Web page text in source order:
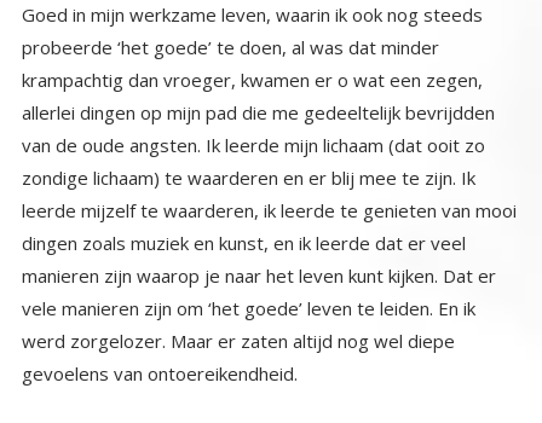
Goed in mijn werkzame leven, waarin ik ook nog steeds
probeerde ‘het goede’ te doen, al was dat minder
krampachtig dan vroeger, kwamen er o wat een zegen,
allerlei dingen op mijn pad die me gedeeltelijk bevrijdden
van de oude angsten. Ik leerde mijn lichaam (dat ooit zo
zondige lichaam) te waarderen en er blij mee te zijn. Ik
leerde mijzelf te waarderen, ik leerde te genieten van mooi
dingen zoals muziek en kunst, en ik leerde dat er veel
manieren zijn waarop je naar het leven kunt kijken. Dat er
vele manieren zijn om ‘het goede’ leven te leiden. En ik
werd zorgelozer. Maar er zaten altijd nog wel diepe
gevoelens van ontoereikendheid.